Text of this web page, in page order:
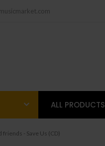
ALL PRODUCTS
friends - Save Us (CD)